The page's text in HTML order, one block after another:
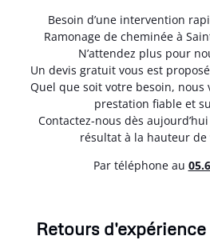
Besoin d’une intervention
Ramonage de cheminée à
N’attendez plus pour
Un devis gratuit vous est
Quel que soit votre besoin, nous
prestation fiable et
Contactez-nous dès
résultat à la hauteur de
Par téléphone au
Retours